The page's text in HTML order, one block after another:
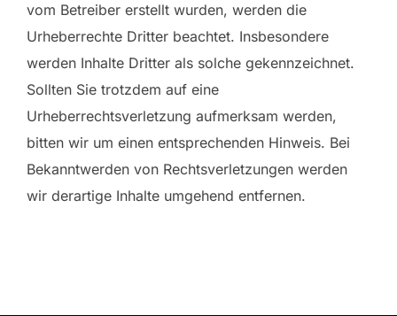
vom Betreiber erstellt wurden, werden die
Urheberrechte Dritter beachtet. Insbesondere
werden Inhalte Dritter als solche gekennzeichnet.
Sollten Sie trotzdem auf eine
Urheberrechtsverletzung aufmerksam werden,
bitten wir um einen entsprechenden Hinweis. Bei
Bekanntwerden von Rechtsverletzungen werden
wir derartige Inhalte umgehend entfernen.